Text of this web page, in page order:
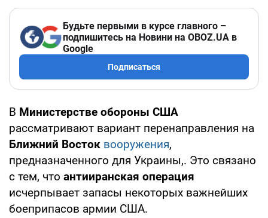
Будьте первыми в курсе главного –
подпишитесь на Новини на OBOZ.UA в
Google
Подписаться
В Министерстве обороны США
рассматривают вариант перенаправления на
Ближний Восток вооружения,
предназначенного для Украины,. Это связано
с тем, что антииранская операция
исчерпывает запасы некоторых важнейших
боеприпасов армии США.